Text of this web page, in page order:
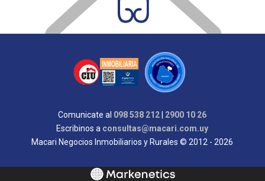
Comunicate al 098 538 212
2900 10 26
Escribinos a consultas@macari.com.uy
Macari Negocios Inmobiliarios y Rurales © 2012 - 2026